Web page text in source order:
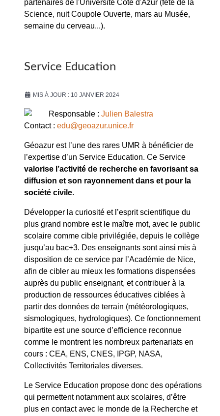
partenaires de l'Université Côte d'Azur (fête de la
Science, nuit Coupole Ouverte, mars au Musée,
semaine du cerveau...).
Service Education
MIS À JOUR : 10 JANVIER 2024
Responsable : Julien Balestra
Contact : edu@geoazur.unice.fr
Géoazur est l’une des rares UMR à bénéficier de
l’expertise d’un Service Education. Ce Service
valorise l’activité de recherche en favorisant sa
diffusion et son rayonnement dans et pour la
société civile.
Développer la curiosité et l’esprit scientifique du
plus grand nombre est le maître mot, avec le public
scolaire comme cible privilégiée, depuis le collège
jusqu’au bac+3. Des enseignants sont ainsi mis à
disposition de ce service par l’Académie de Nice,
afin de cibler au mieux les formations dispensées
auprès du public enseignant, et contribuer à la
production de ressources éducatives ciblées à
partir des données de terrain (météorologiques,
sismologiques, hydrologiques). Ce fonctionnement
bipartite est une source d’efficience reconnue
comme le montrent les nombreux partenariats en
cours : CEA, ENS, CNES, IPGP, NASA,
Collectivités Territoriales diverses.
Le Service Education propose donc des opérations
qui permettent notamment aux scolaires, d’être
plus en contact avec le monde de la Recherche et